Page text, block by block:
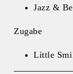
Jazz &
Zugabe
Little